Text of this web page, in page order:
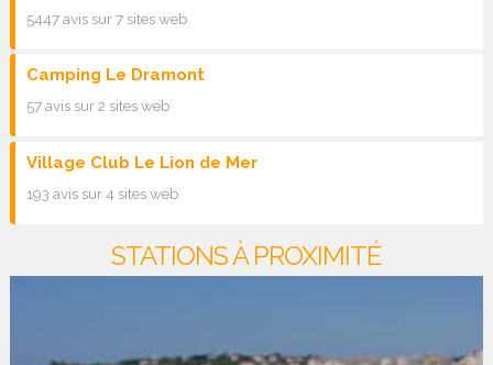
5447 avis sur 7 sites web
Camping Le Dramont
57 avis sur 2 sites web
Village Club Le Lion de Mer
193 avis sur 4 sites web
STATIONS À PROXIMITÉ